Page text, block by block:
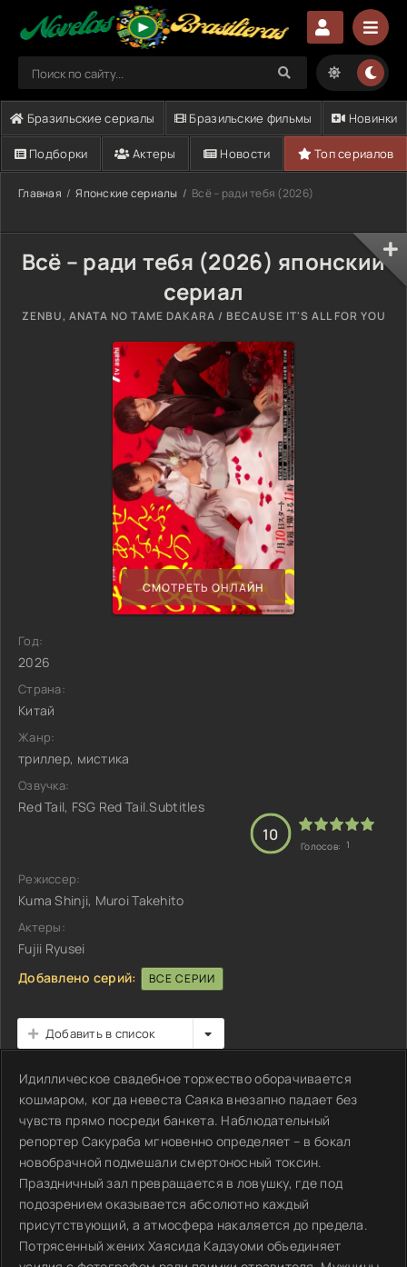
Бразильские сериалы Бразильские фильмы Новинки
Подборки Актеры Новости Топ сериалов
Главная Японские сериалы Всё – ради тебя (2026)
Всё – ради тебя (2026) японский
сериал
ZENBU, ANATA NO TAME DAKARA / BECAUSE IT'S ALL FOR YOU
СМОТРЕТЬ ОНЛАЙН
Год:
2026
Страна:
Китай
Жанр:
триллер, мистика
Озвучка:
Red Tail, FSG Red Tail.Subtitles
10
Голосов: 1
Режиссер:
Kuma Shinji, Muroi Takehito
Актеры:
Fujii Ryusei
Добавлено серий:
ВСЕ СЕРИИ
Добавить в список
Идиллическое свадебное торжество оборачивается
кошмаром, когда невеста Саяка внезапно падает без
чувств прямо посреди банкета. Наблюдательный
репортер Сакураба мгновенно определяет – в бокал
новобрачной подмешали смертоносный токсин.
Праздничный зал превращается в ловушку, где под
подозрением оказывается абсолютно каждый
присутствующий, а атмосфера накаляется до предела.
Потрясенный жених Хаясида Кадзуоми объединяет